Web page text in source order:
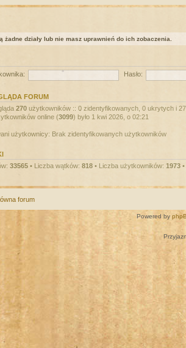
żadne działy lub nie masz uprawnień do ich zobaczenia.
Hasło:
FORUM
270 użytkowników :: 0 zidentyfikowanych, 0 ukrytych i
online (3099) było 1 kwi 2026, o 02:21
użytkownicy: Brak zidentyfikowanych użytkowników
33565 • Liczba wątków: 818 • Liczba użytkowników: 1973
forum
Powered by